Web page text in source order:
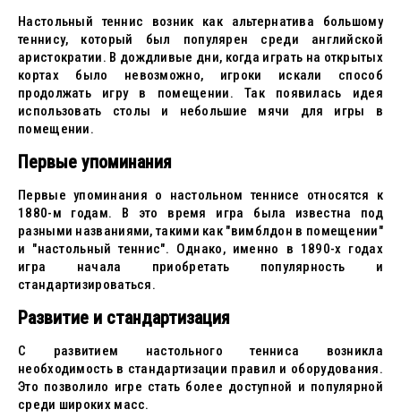
Настольный теннис возник как альтернатива большому
теннису, который был популярен среди английской
аристократии. В дождливые дни, когда играть на открытых
кортах было невозможно, игроки искали способ
продолжать игру в помещении. Так появилась идея
использовать столы и небольшие мячи для игры в
помещении.
Первые упоминания
Первые упоминания о настольном теннисе относятся к
1880-м годам. В это время игра была известна под
разными названиями, такими как "вимблдон в помещении"
и "настольный теннис". Однако, именно в 1890-х годах
игра начала приобретать популярность и
стандартизироваться.
Развитие и стандартизация
С развитием настольного тенниса возникла
необходимость в стандартизации правил и оборудования.
Это позволило игре стать более доступной и популярной
среди широких масс.